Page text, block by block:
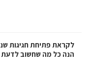
הנה כל מה שחשוב לדעת